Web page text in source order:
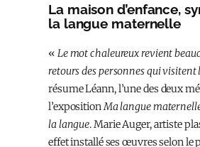
La maison d’enfance,
la langue maternelle
« Le mot chaleureux revient
retours des personnes qui visitent
résume Léann, l’une des deux
l’expositionMa langue
la langue. Marie Auger, artiste
effet installé ses œuvres selon le